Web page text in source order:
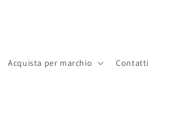
Acquista per marchio Contatti